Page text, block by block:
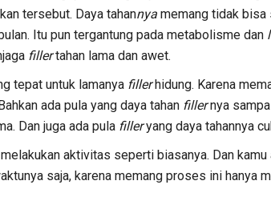
tersebut. Daya tahannya memang tidak bisa
Itu pun tergantung pada metabolisme dan
fillertahan lama dan awet.
tepat untuk lamanya fillerhidung. Karena
ada pula yang daya tahan fillernya
Dan juga ada pula filleryang daya tahannya
aktivitas seperti biasanya. Dan
saja, karena memang proses ini hanya